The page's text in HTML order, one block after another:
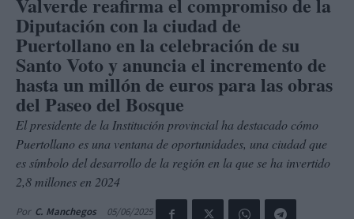
Diputación con la ciudad de
Puertollano en la celebración de su
Santo Voto y anuncia el incremento de
hasta un millón de euros para las obras
del Paseo del Bosque
El presidente de la Institución provincial ha destacado cómo
Puertollano es una ventana de oportunidades, una ciudad que
es símbolo del desarrollo de la región en la que se ha invertido
2,8 millones en 2024
Por C. Manchegos 05/06/2025